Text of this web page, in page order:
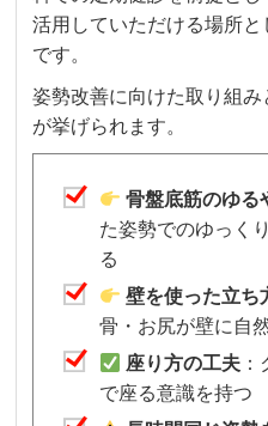
活用していただける場所
です。
姿勢改善に向けた取り組
が挙げられます。
骨盤底筋のゆる
た姿勢でのゆっく
る
壁を使った立ち
骨・お尻が壁に自
座り方の工夫
で座る意識を持つ